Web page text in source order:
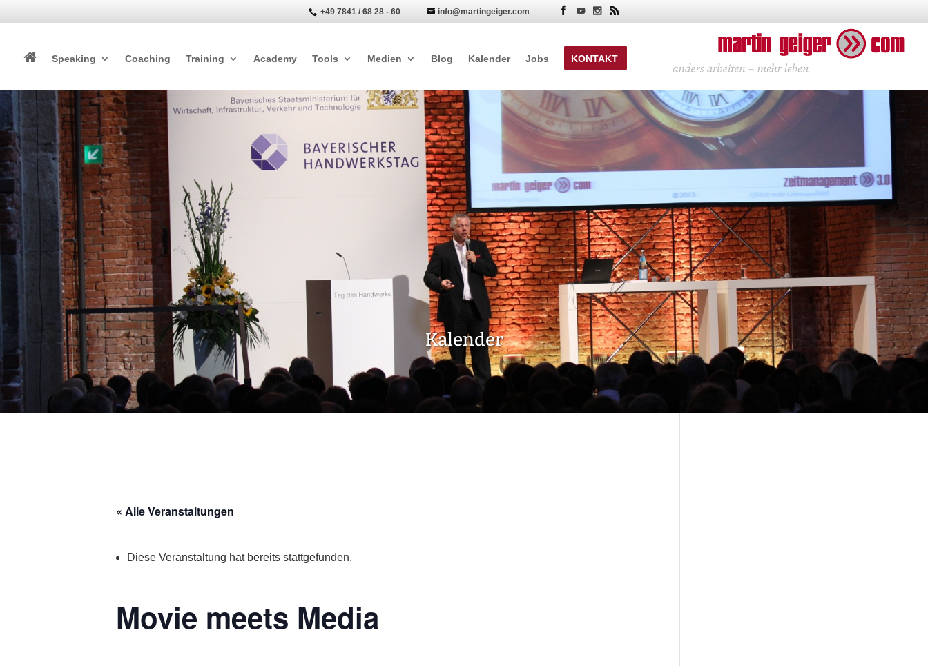
+49 7841 / 68 28 - 60 info@martingeiger.com  
Speaking Coaching Training Academy Tools Medien Blog Kalender Jobs KONTAKT
Kalender
« Alle Veranstaltungen
Diese Veranstaltung hat bereits stattgefunden.
Movie meets Media